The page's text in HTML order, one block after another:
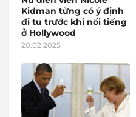
Kidman từng có ý định
đi tu trước khi nổi tiếng
ở Hollywood
20.02.2025